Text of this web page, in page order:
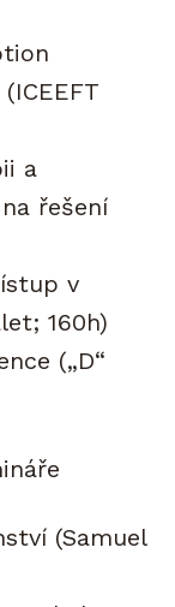
a
řešení
v
160h)
(„D“
(Samuel